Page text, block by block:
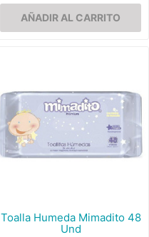
Toalla Humeda Mimadito 48
Und